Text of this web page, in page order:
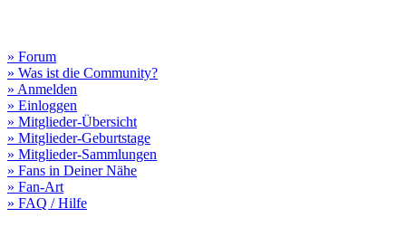
» Forum
» Was ist die Community?
» Anmelden
» Einloggen
» Mitglieder-Übersicht
» Mitglieder-Geburtstage
» Mitglieder-Sammlungen
» Fans in Deiner Nähe
» Fan-Art
» FAQ / Hilfe